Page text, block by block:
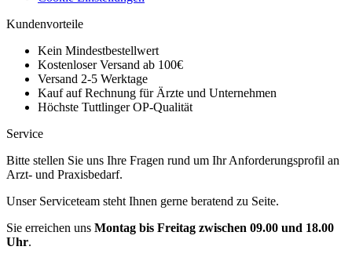
Kundenvorteile
Kein Mindestbestellwert
Kostenloser Versand ab 100€
Versand 2-5 Werktage
Kauf auf Rechnung für Ärzte und Unternehmen
Höchste Tuttlinger OP-Qualität
Service
Bitte stellen Sie uns Ihre Fragen rund um Ihr Anforderungsprofil an
Arzt- und Praxisbedarf.
Unser Serviceteam steht Ihnen gerne beratend zu Seite.
Sie erreichen uns Montag bis Freitag zwischen 09.00 und 18.00
Uhr.